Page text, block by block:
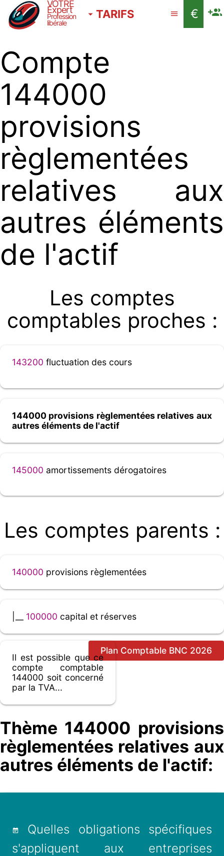
VOTRE
Expert
Profession
libérale
TARIFS €
Compte
144000
provisions
règlementées
relatives aux
autres éléments
de l'actif
Les comptes
comptables proches :
143200 fluctuation des cours
144000 provisions règlementées relatives aux
autres éléments de l'actif
145000 amortissements dérogatoires
Les comptes parents :
140000 provisions règlementées
100000 capital et réserves
Plan Comptable BNC 2026
Il est possible que ce
compte comptable
144000 soit concerné
par la TVA...
Thème 144000 provisions
règlementées relatives aux
autres éléments de l'actif:
Quelles obligations spécifiques
s'appliquent aux entreprises